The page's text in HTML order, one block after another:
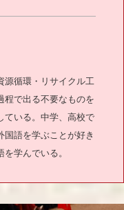
源循環・リサイクル工
程で出る不要なものを
ている。中学、高校で
語を学ぶことが好き
学んでいる。